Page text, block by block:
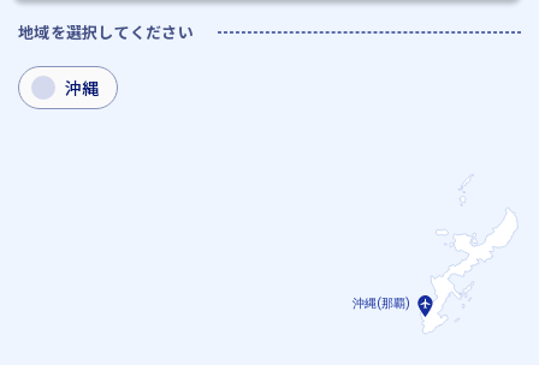
地域を選択してください
沖縄
沖縄(那覇)